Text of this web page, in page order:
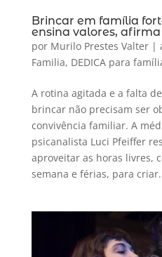
Brincar em família
ensina valores,
por Murilo Prestes Valter|
Familia, DEDICA para
A rotina agitada e a falta
brincar não precisam ser
convivência familiar. A
psicanalista Luci Pfeiffer
aproveitar as horas livres,
semana e férias, para